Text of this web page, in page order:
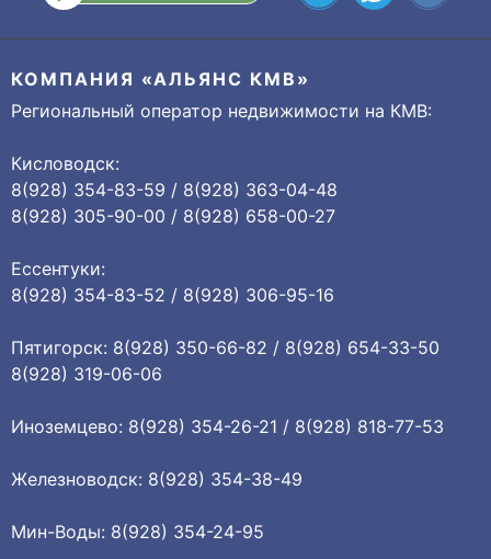
КОМПАНИЯ «АЛЬЯНС КМВ»
Региональный оператор недвижимости на КМВ:
Кисловодск:
8(928) 354-83-59 / 8(928) 363-04-48
8(928) 305-90-00 / 8(928) 658-00-27
Ессентуки:
8(928) 354-83-52 / 8(928) 306-95-16
Пятигорск: 8(928) 350-66-82 / 8(928) 654-33-50
8(928) 319-06-06
Иноземцево: 8(928) 354-26-21 / 8(928) 818-77-53
Железноводск: 8(928) 354-38-49
Мин-Воды: 8(928) 354-24-95